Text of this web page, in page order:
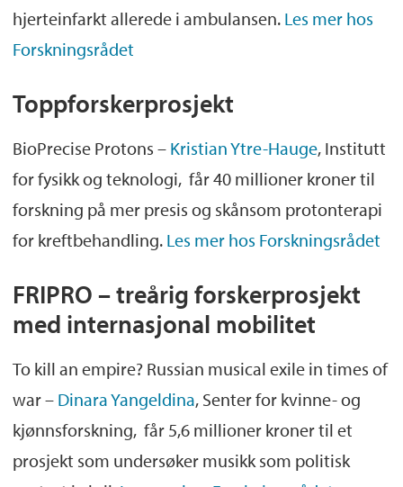
hjerteinfarkt allerede i ambulansen. Les mer hos
Forskningsrådet
Toppforskerprosjekt
BioPrecise Protons – Kristian Ytre-Hauge, Institutt
for fysikk og teknologi, får 40 millioner kroner til
forskning på mer presis og skånsom protonterapi
for kreftbehandling. Les mer hos Forskningsrådet
FRIPRO – treårig forskerprosjekt
med internasjonal mobilitet
To kill an empire? Russian musical exile in times of
war – Dinara Yangeldina, Senter for kvinne- og
kjønnsforskning, får 5,6 millioner kroner til et
prosjekt som undersøker musikk som politisk